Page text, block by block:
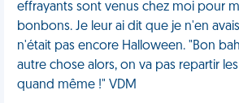
effrayants sont venus chez moi pour
bonbons. Je leur ai dit que je n'en
n'était pas encore Halloween. "Bon
autre chose alors, on va pas repartir
quand même !" VDM